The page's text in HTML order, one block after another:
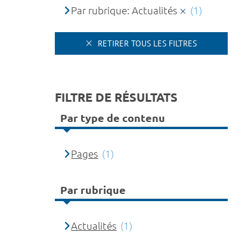
Par rubrique: Actualités
(1)
RETIRER TOUS LES FILTRES
FILTRE DE RÉSULTATS
Par type de contenu
Pages (1)
Par rubrique
Actualités (1)